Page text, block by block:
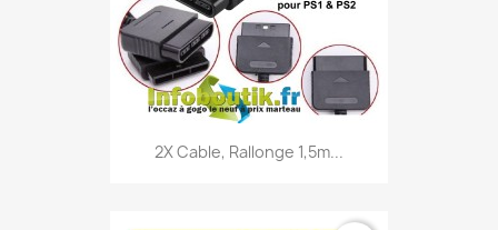
2X Cable, Rallonge 1,5m...